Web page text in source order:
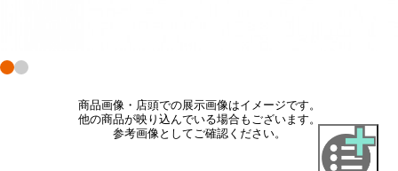
商品画像・店頭での展示画像はイメージです。
他の商品が映り込んでいる場合もございます。
参考画像としてご確認ください。